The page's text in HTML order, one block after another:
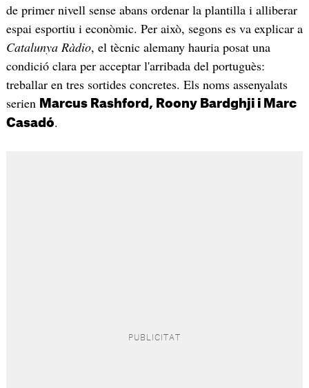
de primer nivell sense abans ordenar la plantilla i alliberar
espai esportiu i econòmic. Per això, segons es va explicar a
Catalunya Ràdio, el tècnic alemany hauria posat una
condició clara per acceptar l'arribada del portuguès:
treballar en tres sortides concretes. Els noms assenyalats
serien Marcus Rashford, Roony Bardghji i Marc
Casadó.